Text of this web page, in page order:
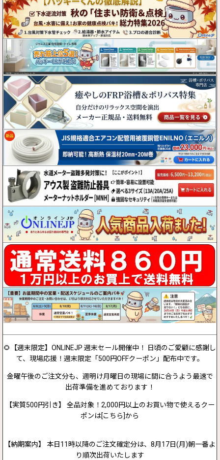
🌻【週末限定】ONLINEJP 週末セール開催中！ 日頃のご愛顧に感謝し
て、現場応援！週末限定「500円OFFクーポン」配布中です。
金曜午後のご注文分も、週明け月曜日の現場に間に合うよう最速で
出荷準備を進めております！
【実質500円引き】 全品対象！2,000円以上のお買い物で使えるクー
ポンは[こちら]から
【納期案内】 本日11時以降のご注文確定分は、8月17日(月)朝一番よ
り順次出荷いたします